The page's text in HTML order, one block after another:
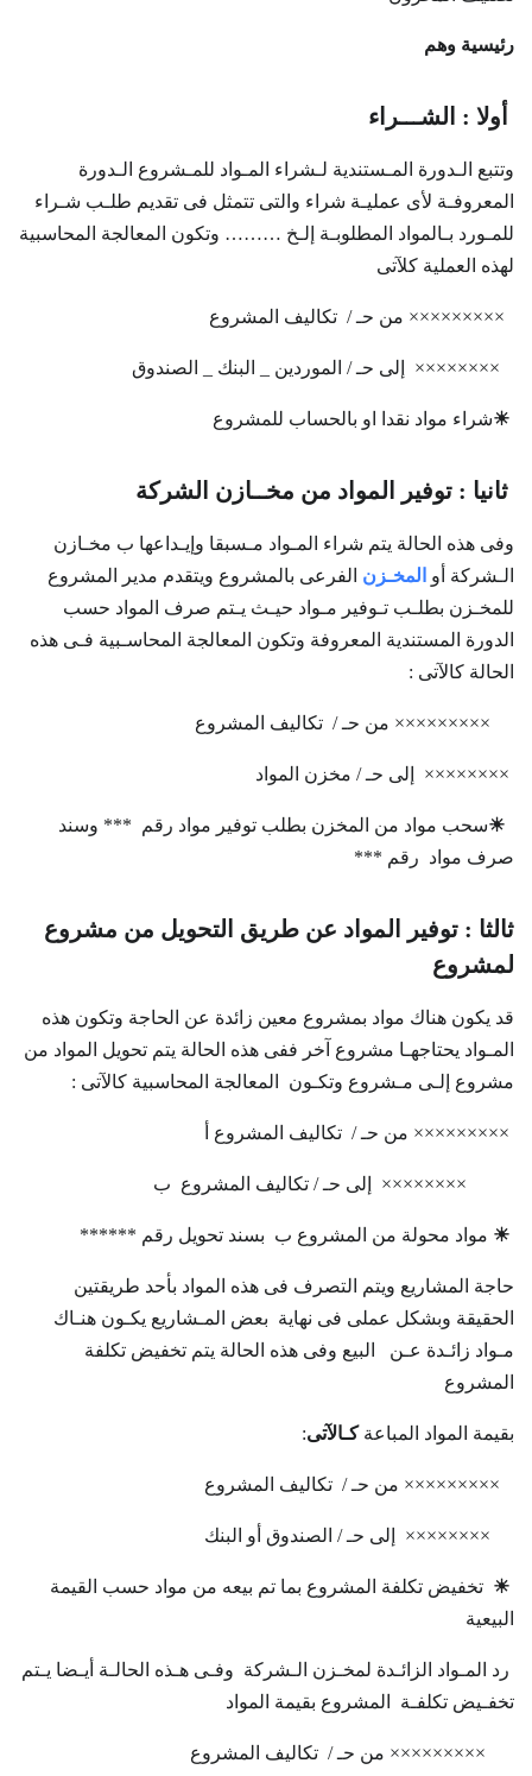
رئيسية وهم
أولا : الشـــراء
وتتبع الـدورة المـستندية لـشراء المـواد للمـشروع الـدورة
المعروفـة لأى عمليـة شراء والتى تتمثل فى تقديم طلـب شـراء
للمـورد بـالمواد المطلوبـة إلـخ ……… وتكون المعالجة المحاسبية
لهذه العملية كلآتى
××××××××× من حـ / تكاليف المشروع
×××××××× إلى حـ / الموردين _ البنك _ الصندوق
☀شراء مواد نقدا او بالحساب للمشروع
ثانيا : توفير المواد من مخــازن الشركة
وفى هذه الحالة يتم شراء المـواد مـسبقا وإيـداعها ب مخـازن
الـشركة أو المخـزن الفرعى بالمشروع ويتقدم مدير المشروع
للمخـزن بطلـب تـوفير مـواد حيـث يـتم صرف المواد حسب
الدورة المستندية المعروفة وتكون المعالجة المحاسـبية فـى هذه
الحالة كالآتى :
××××××××× من حـ / تكاليف المشروع
×××××××× إلى حـ / مخزن المواد
☀سحب مواد من المخزن بطلب توفير مواد رقم *** وسند
صرف مواد رقم ***
ثالثا : توفير المواد عن طريق التحويل من مشروع
لمشروع
قد يكون هناك مواد بمشروع معين زائدة عن الحاجة وتكون هذه
المـواد يحتاجهـا مشروع آخر ففى هذه الحالة يتم تحويل المواد من
مشروع إلـى مـشروع وتكـون المعالجة المحاسبية كالآتى :
××××××××× من حـ / تكاليف المشروع أ
×××××××× إلى حـ / تكاليف المشروع ب
☀ مواد محولة من المشروع ب بسند تحويل رقم ******
حاجة المشاريع ويتم التصرف فى هذه المواد بأحد طريقتين
الحقيقة وبشكل عملى فى نهاية بعض المـشاريع يكـون هنـاك
مـواد زائـدة عـن البيع وفى هذه الحالة يتم تخفيض تكلفة
المشروع
بقيمة المواد المباعةكـالآتى:
××××××××× من حـ / تكاليف المشروع
×××××××× إلى حـ / الصندوق أو البنك
☀ تخفيض تكلفة المشروع بما تم بيعه من مواد حسب القيمة
البيعية
رد المـواد الزائـدة لمخـزن الـشركة وفـى هـذه الحالـة أيـضا يـتم
تخفـيض تكلفـة المشروع بقيمة المواد
××××××××× من حـ / تكاليف المشروع